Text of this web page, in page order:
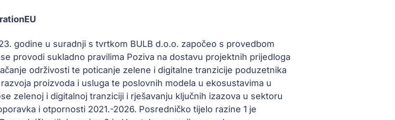
godine u suradnji s tvrtkom BULB d.o.o. započeo s provedbom
se provodi sukladno pravilima Poziva na dostavu projektnih prijedloga
održivosti te poticanje zelene i digitalne tranzicije poduzetnika
proizvoda i usluga te poslovnih modela u ekosustavima u
zelenoj i digitalnoj tranziciji i rješavanju ključnih izazova u sektoru
i otpornosti 2021.-2026. Posredničko tijelo razine 1 je